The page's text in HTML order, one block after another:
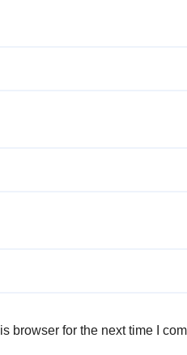
browser for the next time I